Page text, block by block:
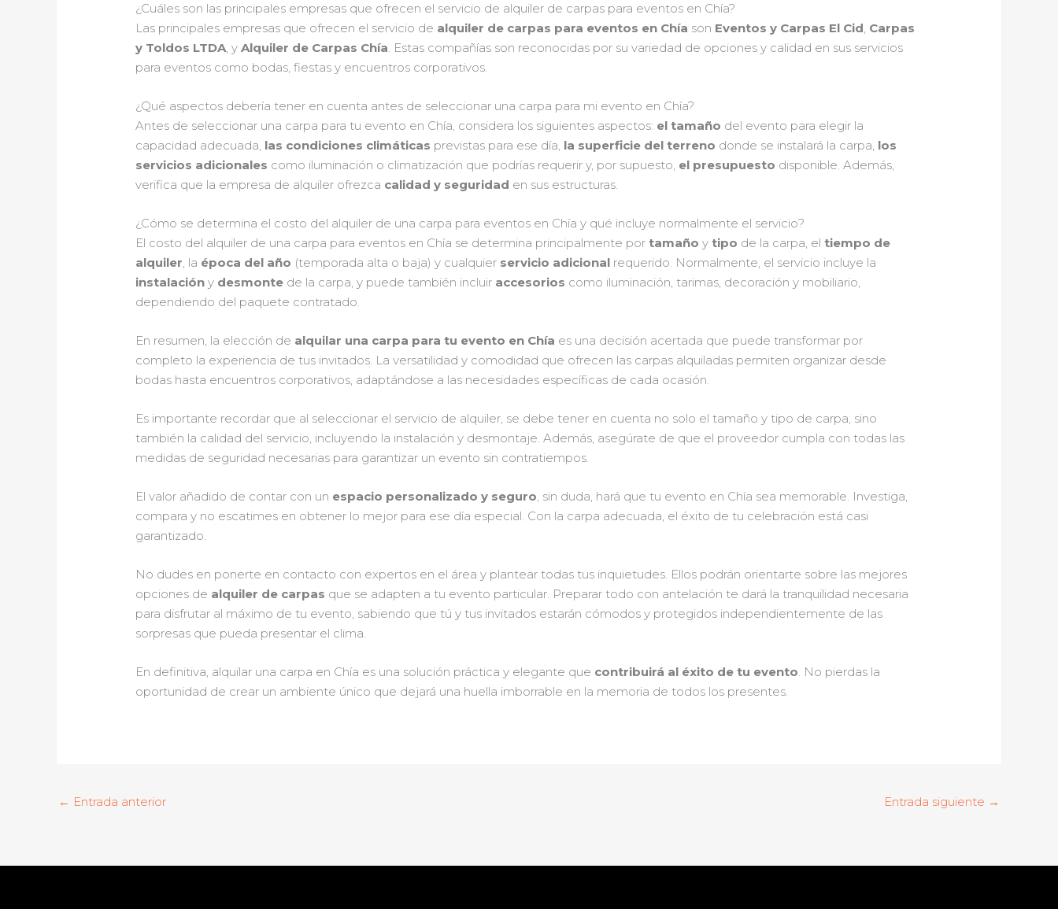
¿Cuáles son las principales empresas que ofrecen el servicio de alquiler de carpas para eventos en Chía?
Las principales empresas que ofrecen el servicio de alquiler de carpas para eventos en Chía son Eventos y Carpas El Cid, Carpas
y Toldos LTDA, yAlquiler de Carpas Chía. Estas compañías son reconocidas por su variedad de opciones y calidad en sus servicios
para eventos como bodas, fiestas y encuentros corporativos.
¿Qué aspectos debería tener en cuenta antes de seleccionar una carpa para mi evento en Chía?
Antes de seleccionar una carpa para tu evento en Chía, considera los siguientes aspectos: el tamaño del evento para elegir la
capacidad adecuada, las condiciones climáticas previstas para ese día, la superficie del terreno donde se instalará la carpa, los
servicios adicionales como iluminación o climatización que podrías requerir y, por supuesto, el presupuesto disponible. Además,
verifica que la empresa de alquiler ofrezca calidad y seguridad en sus estructuras.
¿Cómo se determina el costo del alquiler de una carpa para eventos en Chía y qué incluye normalmente el servicio?
El costo del alquiler de una carpa para eventos en Chía se determina principalmente portamaño ytipo de la carpa, eltiempo de
alquiler, la época del año (temporada alta o baja) y cualquier servicio adicional requerido. Normalmente, el servicio incluye la
instalación y desmonte de la carpa, y puede también incluir accesorios como iluminación, tarimas, decoración y mobiliario,
dependiendo del paquete contratado.
En resumen, la elección de alquilar una carpa para tu evento en Chía es una decisión acertada que puede transformar por
completo la experiencia de tus invitados. La versatilidad y comodidad que ofrecen las carpas alquiladas permiten organizar desde
bodas hasta encuentros corporativos, adaptándose a las necesidades específicas de cada ocasión.
Es importante recordar que al seleccionar el servicio de alquiler, se debe tener en cuenta no solo el tamaño y tipo de carpa, sino
también la calidad del servicio, incluyendo la instalación y desmontaje. Además, asegúrate de que el proveedor cumpla con todas las
medidas de seguridad necesarias para garantizar un evento sin contratiempos.
El valor añadido de contar con un espacio personalizado y seguro, sin duda, hará que tu evento en Chía sea memorable. Investiga,
compara y no escatimes en obtener lo mejor para ese día especial. Con la carpa adecuada, el éxito de tu celebración está casi
garantizado.
No dudes en ponerte en contacto con expertos en el área y plantear todas tus inquietudes. Ellos podrán orientarte sobre las mejores
opciones de alquiler de carpas que se adapten a tu evento particular. Preparar todo con antelación te dará la tranquilidad necesaria
para disfrutar al máximo de tu evento, sabiendo que tú y tus invitados estarán cómodos y protegidos independientemente de las
sorpresas que pueda presentar el clima.
En definitiva, alquilar una carpa en Chía es una solución práctica y elegante que contribuirá al éxito de tu evento. No pierdas la
oportunidad de crear un ambiente único que dejará una huella imborrable en la memoria de todos los presentes.
← Entrada anterior Entrada siguiente →